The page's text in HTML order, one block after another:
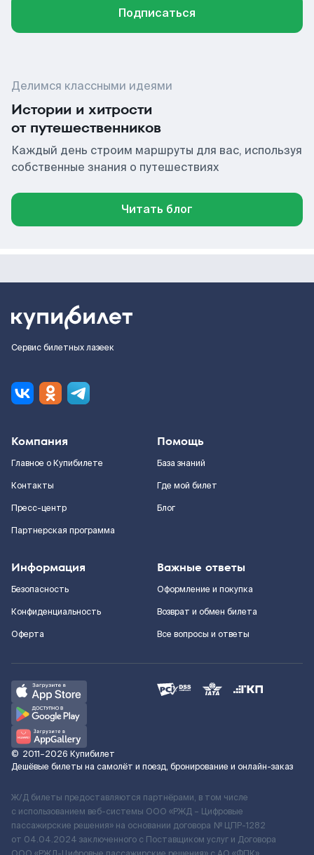
Подписаться
Делимся классными идеями
Истории и хитрости
от путешественников
Каждый день строим маршруты для вас, используя
собственные знания о путешествиях
Читать блог
Сервис билетных лазеек
Компания
Главное о Купибилете
Контакты
Пресс-центр
Партнерская программа
Помощь
База знаний
Где мой билет
Блог
Информация
Безопасность
Конфиденциальность
Оферта
Важные ответы
Оформление и покупка
Возврат и обмен билета
Все вопросы и ответы
© 2011–2026 Купибилет
Дешёвые билеты на самолёт и поезд, бронирование и онлайн-заказ
Ж/Д билеты предоставляются партнёрами, в том числе
с использованием веб-системы ООО «РЖД – Цифровые
пассажирские решения» на основании договора № ЦПР-1282
от 04.04.2024 заключенного с Поставщиком услуг и Договора